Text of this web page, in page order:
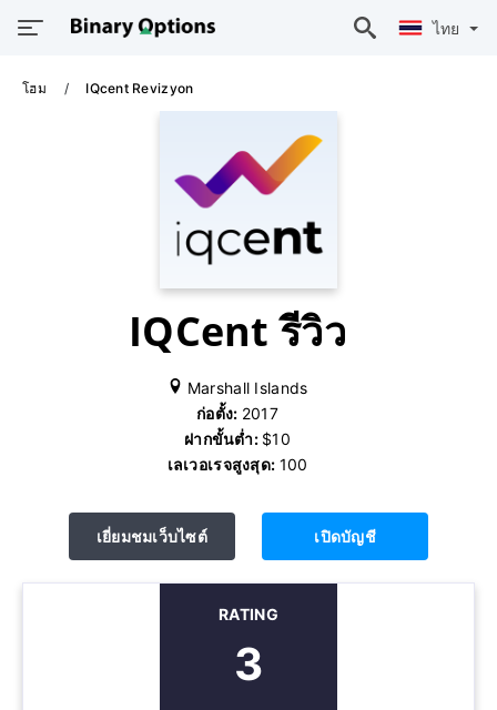
ไทย
โฮม IQcent Revizyon
IQCent รีวิว
Marshall Islands
ก่อตั้ง: 2017
ฝากขั้นต่ำ: $10
เลเวอเรจสูงสุด: 100
เยี่ยมชมเว็บไซต์ เปิดบัญชี
RATING
3